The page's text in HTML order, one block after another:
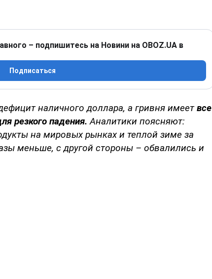
– подпишитесь на Новини на OBOZ.UA в
Подписаться
наличного доллара, а гривня имеетвсе
резкого падения. Аналитики поясняют:
на мировых рынках и теплой зиме за
меньше, с другой стороны – обвалились и